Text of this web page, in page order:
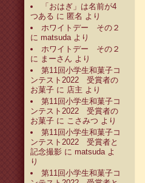
「おはぎ」は名前が4
つある に 匿名 より
ホワイトデー その２
に matsudaより
ホワイトデー その２
に まーさん より
第11回小学生和菓子コ
ンテスト2022 受賞者の
お菓子 に 店主 より
第11回小学生和菓子コ
ンテスト2022 受賞者の
お菓子 に こさみつ より
第11回小学生和菓子コ
ンテスト2022 受賞者と
記念撮影 に matsudaよ
り
第11回小学生和菓子コ